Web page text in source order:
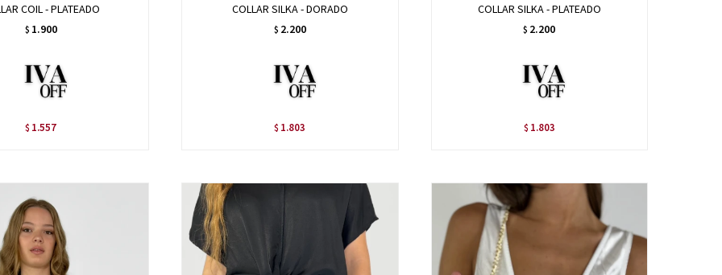
COIL - PLATEADO
$ 1.900
$ 1.557
COLLAR SILKA - DORADO
$ 2.200
$ 1.803
COLLAR SILKA - PLATEADO
$ 2.200
$ 1.803